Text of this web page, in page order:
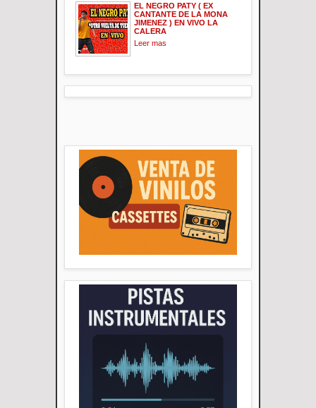
EL NEGRO PATY ( EX
CANTANTE DE LA MONA
JIMENEZ ) EN VIVO LA
CALERA
Leer mas